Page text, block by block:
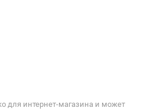
для интернет-магазина и может